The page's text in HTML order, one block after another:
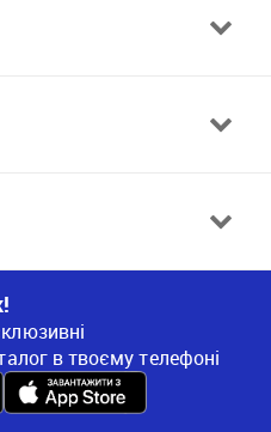
в твоєму телефоні